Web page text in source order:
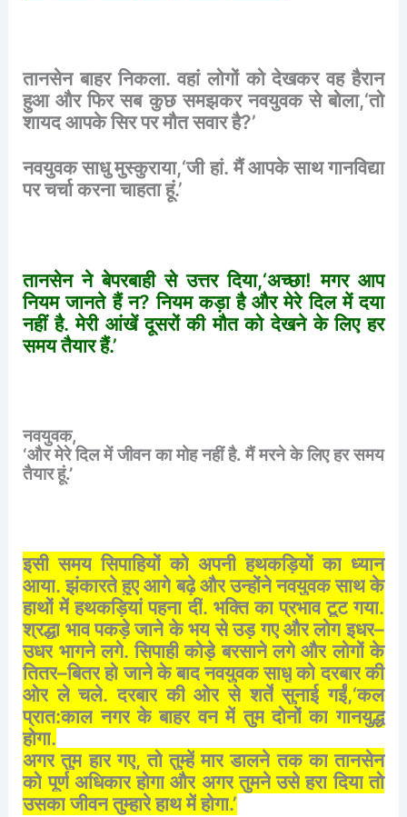
तानसेन बाहर निकला.वहां लोगों को देखकर वह हैरान
हुआ और फिर सब कुछ समझकर नवयुवक से बोला,‘तो
शायदआपकेसिरपरमौतसवारहै?’
नवयुवकसाधुमुस्कुराया,‘जीहां.मैं आपकेसाथगानविद्या
परचर्चाकरनाचाहताहूं.’
तानसेन ने बेपरबाही से उत्तर दिया,‘अच्छा!मगर आप
नियम जानते हैं न?नियम कड़ा है और मेरे दिल में दया
नहीं है.मेरी आंखें दूसरों की मौत को देखने के लिए हर
समयतैयारहैं.’
नवयुवक,
‘और मेरे दिल में जीवन का मोह नहीं है.मैं मरने के लिए हर समय
तैयारहूं.’
इसी समय सिपाहियों को अपनी हथकड़ियों का ध्यान
आया.झंकारते हुए आगे बढ़े औरउन्होंनेनवयुवकसाथके
हाथों में हथकड़ियां पहना दीं. भक्ति का प्रभाव टूट गया.
श्रद्धा भाव पकड़े जाने के भय से उड़ गए और लोग इधर–
उधर भागने लगे.सिपाही कोड़े बरसाने लगे और लोगों के
तितर–बितर हो जानेकेबादनवयुवक साधु को दरबारकी
ओर ले चले.दरबार की ओर से शर्तें सुनाई गईं,‘कल
प्रात:काल नगर के बाहर वन में तुम दोनों का गानयुद्ध
होगा.
अगर तुम हार गए,तो तुम्हें मार डालने तक का तानसेन
को पूर्ण अधिकार होगा और अगर तुमने उसे हरा दिया तो
उसका जीवन तुम्हारे हाथ में होगा.’